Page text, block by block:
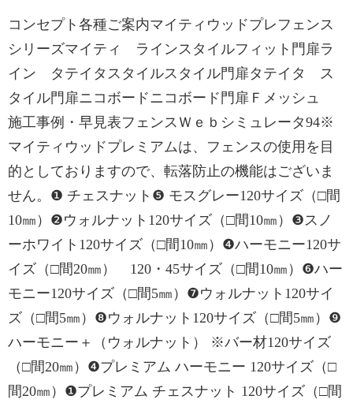
コンセプト各種ご案内マイティウッドプレフェンス
シリーズマイティ ラインスタイルフィット門扉ラ
イン タテイタスタイルスタイル門扉タテイタ ス
タイル門扉ニコボードニコボード門扉Ｆメッシュ
施工事例・早見表フェンスＷｅｂシミュレータ94※
マイティウッドプレミアムは、フェンスの使用を目
的としておりますので、転落防止の機能はございま
せん。❶ チェスナット❺ モスグレー120サイズ（□間
10㎜）❷ウォルナット120サイズ（□間10㎜）❸スノ
ーホワイト120サイズ（□間10㎜）❹ハーモニー120サ
イズ（□間20㎜） 120・45サイズ（□間10㎜）❻ハー
モニー120サイズ（□間5㎜）❼ウォルナット120サイ
ズ（□間5㎜）❽ウォルナット120サイズ（□間5㎜）❾
ハーモニー＋（ウォルナット） ※バー材120サイズ
（□間20㎜）❹プレミアム ハーモニー 120サイズ（□
間20㎜）❶プレミアム チェスナット 120サイズ（□間